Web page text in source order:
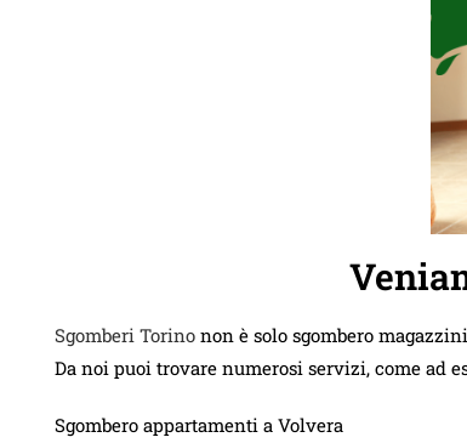
Sgomberi Torino non è solo sgombero
Da noi puoi trovare numerosi servizi, come ad
Sgombero appartamenti a Volvera